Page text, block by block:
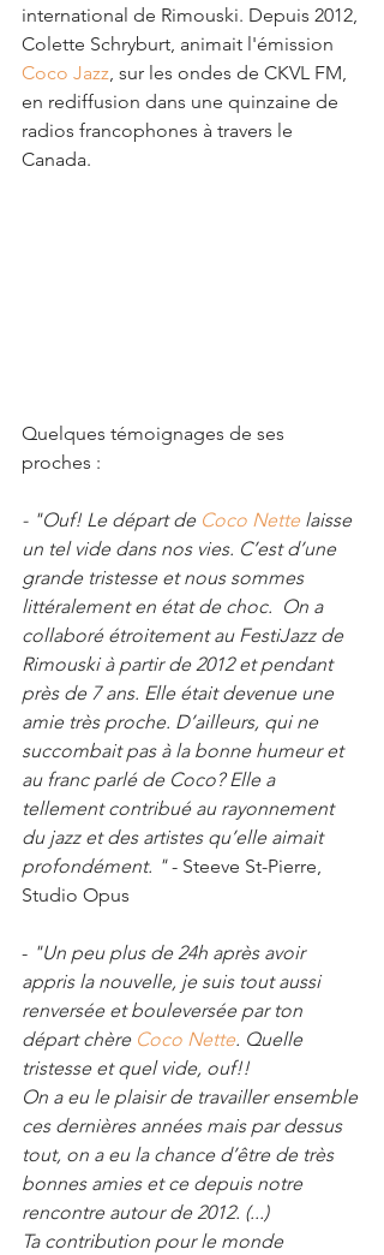
international de Rimouski. Depuis 2012,
Colette Schryburt, animait l'émission
Coco Jazz, sur les ondes de CKVL FM,
en rediffusion dans une quinzaine de
radios francophones à travers le
Canada.
Quelques témoignages de ses
proches :
- "Ouf! Le départ de Coco Nette laisse
un tel vide dans nos vies. C’est d’une
grande tristesse et nous sommes
littéralement en état de choc.  On a
collaboré étroitement au FestiJazz de
Rimouski à partir de 2012 et pendant
près de 7 ans. Elle était devenue une
amie très proche. D’ailleurs, qui ne
succombait pas à la bonne humeur et
au franc parlé de Coco? Elle a
tellement contribué au rayonnement
du jazz et des artistes qu’elle aimait
profondément. " - Steeve St-Pierre,
Studio Opus
- "Un peu plus de 24h après avoir
appris la nouvelle, je suis tout aussi
renversée et bouleversée par ton
départ chère Coco Nette. Quelle
tristesse et quel vide, ouf!!
On a eu le plaisir de travailler ensemble
ces dernières années mais par dessus
tout, on a eu la chance d’être de très
bonnes amies et ce depuis notre
rencontre autour de 2012. (...)
Ta contribution pour le monde